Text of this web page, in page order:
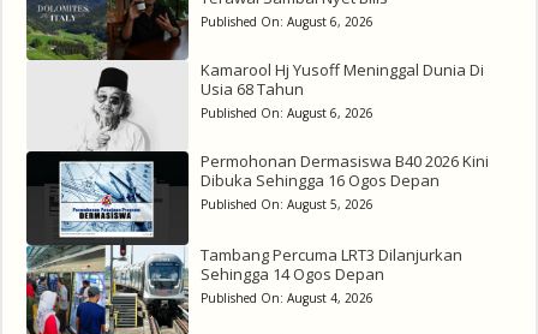
Published On: August 6, 2026
Kamarool Hj Yusoff Meninggal Dunia Di
Usia 68 Tahun
Published On: August 6, 2026
Permohonan Dermasiswa B40 2026 Kini
Dibuka Sehingga 16 Ogos Depan
Published On: August 5, 2026
Tambang Percuma LRT3 Dilanjurkan
Sehingga 14 Ogos Depan
Published On: August 4, 2026